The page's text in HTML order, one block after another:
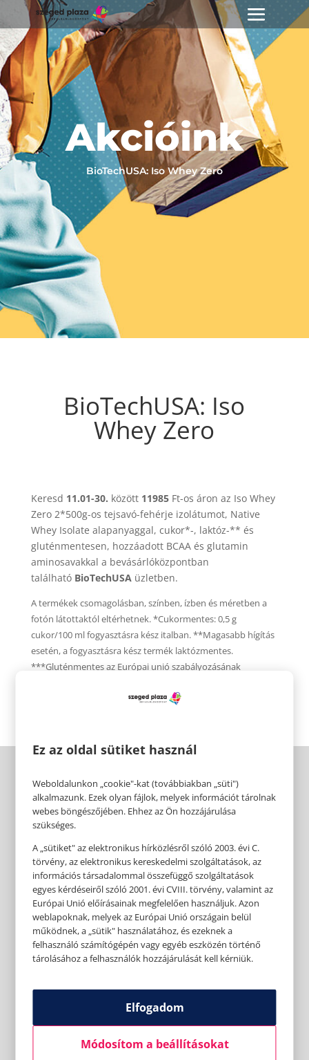
Akcióink
BioTechUSA: Iso Whey Zero
BioTechUSA: Iso
Whey Zero
Keresd 11.01-30. között 11985 Ft-os áron az Iso Whey
Zero 2*500g-os tejsavó-fehérje izolátumot, Native
Whey Isolate alapanyaggal, cukor*-, laktóz-** és
gluténmentesen, hozzáadott BCAA és glutamin
aminosavakkal a bevásárlóközpontban
található BioTechUSAüzletben.
A termékek csomagolásban, színben, ízben és méretben a
fotón látottaktól eltérhetnek. *Cukormentes: 0,5 g
cukor/100 ml fogyasztásra kész italban. **Magasabb hígítás
esetén, a fogyasztásra kész termék laktózmentes.
***Gluténmentes az Európai unió szabályozásának
Ez az oldal sütiket használ
Weboldalunkon „cookie"-kat (továbbiakban „süti")
alkalmazunk. Ezek olyan fájlok, melyek információt tárolnak
webes böngészőjében. Ehhez az Ön hozzájárulása
szükséges.
A „sütiket" az elektronikus hírközlésről szóló 2003. évi C.
törvény, az elektronikus kereskedelmi szolgáltatások, az
információs társadalommal összefüggő szolgáltatások
egyes kérdéseiről szóló 2001. évi CVIII. törvény, valamint az
Európai Unió előírásainak megfelelően használjuk. Azon
weblapoknak, melyek az Európai Unió országain belül
működnek, a „sütik" használatához, és ezeknek a
felhasználó számítógépén vagy egyéb eszközén történő
tárolásához a felhasználók hozzájárulását kell kérniük.
Elfogadom
Módosítom a beállításokat